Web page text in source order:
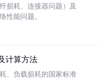
损耗、连接器问题）及
性能问题。
计算方法
、负载损耗的国家标准